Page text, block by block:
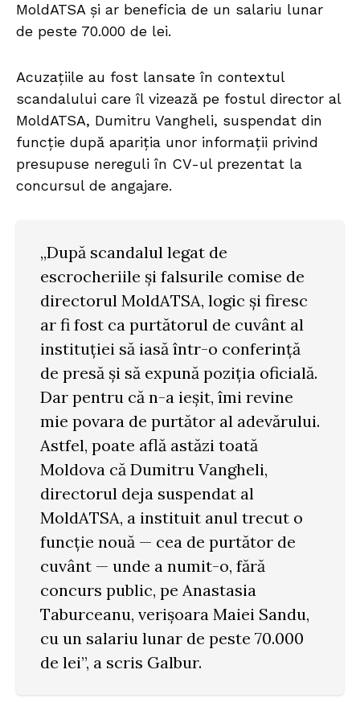
MoldATSA și ar beneficia de un salariu lunar
de peste 70.000 de lei.
Acuzațiile au fost lansate în contextul
scandalului care îl vizează pe fostul director al
MoldATSA, Dumitru Vangheli, suspendat din
funcție după apariția unor informații privind
presupuse nereguli în CV-ul prezentat la
concursul de angajare.
„După scandalul legat de
escrocheriile și falsurile comise de
directorul MoldATSA, logic și firesc
ar fi fost ca purtătorul de cuvânt al
instituției să iasă într-o conferință
de presă și să expună poziția oficială.
Dar pentru că n-a ieșit, îmi revine
mie povara de purtător al adevărului.
Astfel, poate află astăzi toată
Moldova că Dumitru Vangheli,
directorul deja suspendat al
MoldATSA, a instituit anul trecut o
funcție nouă — cea de purtător de
cuvânt — unde a numit-o, fără
concurs public, pe Anastasia
Taburceanu, verișoara Maiei Sandu,
cu un salariu lunar de peste 70.000
de lei”, a scris Galbur.